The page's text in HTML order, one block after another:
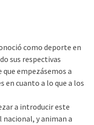
como deporte en
sus respectivas
que empezásemos a
en cuanto a lo que a los
a introducir este
y animan a